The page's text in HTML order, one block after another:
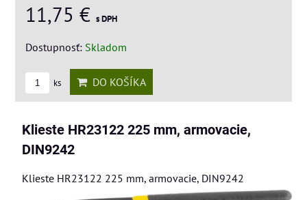
11,75 € s DPH
Dostupnosť: Skladom
ks DO KOŠÍKA
Klieste HR23122 225 mm, armovacie,
DIN9242
Klieste HR23122 225 mm, armovacie, DIN9242